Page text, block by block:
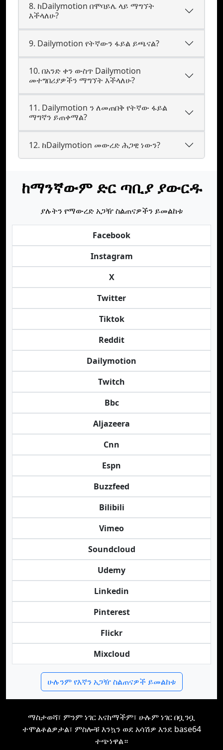
8. ከDailymotion በሞባይሌ ላይ ማግኘት
እችላለሁ?
9. Dailymotion የትኛውን ፋይል ይጫናል?
10. በአንድ ቀን ውስጥ Dailymotion
መተግበሪያዎችን ማግኘት እችላለሁ?
11. Dailymotion ን ለመጠበቅ የትኛው ፋይል
ማግኛን ይጠቀማል?
12. ከDailymotion መውረድ ሕጋዊ ነውን?
ከማንኛውም ድር ጣቢያ ያውርዱ
ያሉትን የማውረድ አጋዥ ስልጠናዎችን ይመልከቱ
Facebook
Instagram
X
Twitter
Tiktok
Reddit
Dailymotion
Twitch
Bbc
Aljazeera
Cnn
Espn
Buzzfeed
Bilibili
Vimeo
Soundcloud
Udemy
Linkedin
Pinterest
Flickr
Mixcloud
ሁሉንም የእኛን አጋዥ ስልጠናዎች ይመልከቱ
ማስታወሻ፣ ምንም ነገር አናከማችም፣ ሁሉም ነገር በቧንቧ
ተሞልቶልዎታል፣ ምስሎቹ እንኳን ወደ አሳሽዎ እንደ base64
ተጭነዋል።